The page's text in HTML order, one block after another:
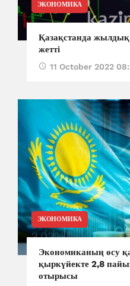
ЭКОНОМИКА
Қазақстанда
жетті
11 October 2022
ЭКОНОМИКА
Экономиканың өсу
қыркүйекте 2,8
отырысы